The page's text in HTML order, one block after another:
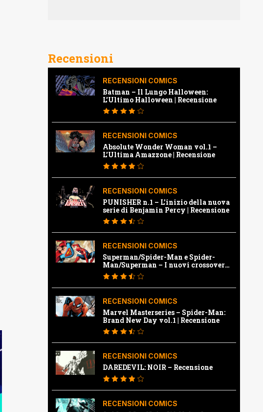
Recensioni
RECENSIONI COMICS
Batman – Il Lungo Halloween:
L’Ultimo Halloween | Recensione
RECENSIONI COMICS
Absolute Wonder Woman vol.1 –
L’Ultima Amazzone | Recensione
RECENSIONI COMICS
PUNISHER n.1 – L’inizio della nuova
serie di Benjamin Percy | Recensione
RECENSIONI COMICS
Superman/Spider-Man e Spider-
Man/Superman – I nuovi crossover
Marvel e Dc | Recensione
RECENSIONI COMICS
Marvel Masterseries – Spider-Man:
Brand New Day vol.1 | Recensione
RECENSIONI COMICS
DAREDEVIL: NOIR – Recensione
RECENSIONI COMICS